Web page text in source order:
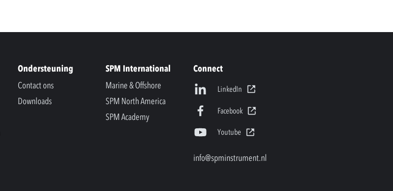
Ondersteuning
Contact ons
Downloads
SPM International
Marine & Offshore
SPM North America
SPM Academy
Connect
LinkedIn
Facebook
Youtube
info@spminstrument.nl